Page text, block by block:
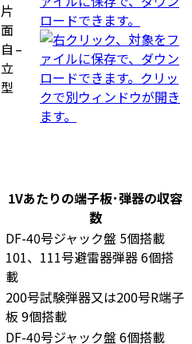
片
面
自
立
型
–
1Vあたりの端子板･弾器の収容
数
DF-40号ジャック盤 5個搭載
101、111号避雷器弾器 6個搭
載
200号試験弾器又は200号R端子
板 9個搭載
DF-40号ジャック盤 6個搭載